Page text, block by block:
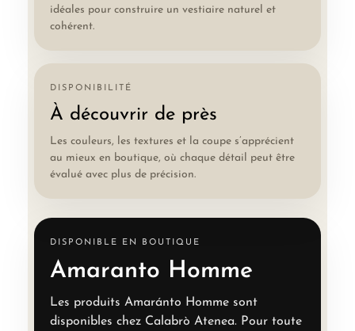
idéales pour construire un vestiaire naturel et
cohérent.
DISPONIBILITÉ
À découvrir de près
Les couleurs, les textures et la coupe s’apprécient
au mieux en boutique, où chaque détail peut être
évalué avec plus de précision.
DISPONIBLE EN BOUTIQUE
Amaranto Homme
Les produits Amaránto Homme sont
disponibles chez Calabrò Atenea. Pour toute